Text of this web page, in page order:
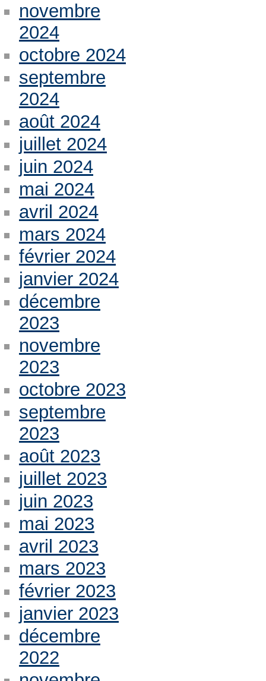
novembre
2024
octobre 2024
septembre
2024
août 2024
juillet 2024
juin 2024
mai 2024
avril 2024
mars 2024
février 2024
janvier 2024
décembre
2023
novembre
2023
octobre 2023
septembre
2023
août 2023
juillet 2023
juin 2023
mai 2023
avril 2023
mars 2023
février 2023
janvier 2023
décembre
2022